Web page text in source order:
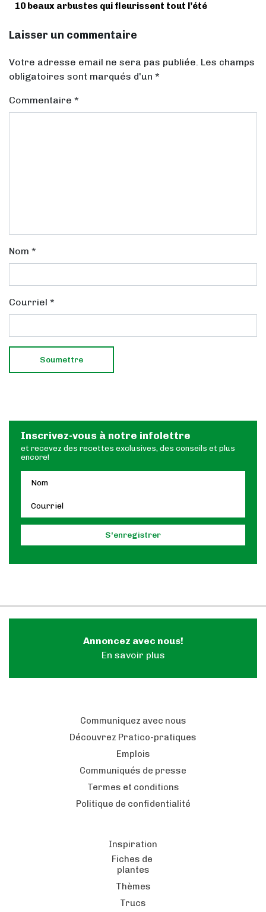
10 beaux arbustes qui fleurissent tout l’été
Laisser un commentaire
Votre adresse email ne sera pas publiée. Les champs
obligatoires sont marqués d'un *
Commentaire *
Nom *
Courriel *
Inscrivez-vous à notre infolettre
et recevez des recettes exclusives, des conseils et plus
encore!
Annoncez avec nous!
En savoir plus
Communiquez avec nous
Découvrez Pratico-pratiques
Emplois
Communiqués de presse
Termes et conditions
Politique de confidentialité
Inspiration
Fiches de
plantes
Thèmes
Trucs